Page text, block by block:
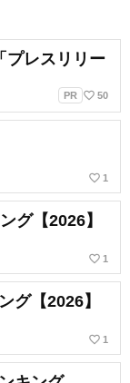
プレスリリー
PR favorite_border 50
favorite_border 1
グ【2026】
favorite_border 1
グ【2026】
favorite_border 1